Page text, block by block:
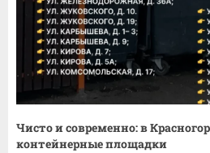
Чисто и современно: в
контейнерные площадки